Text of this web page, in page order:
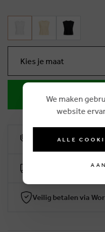
Kies je maat
IN
10% klantenkorting
Gratis levering vanaf
Veilig betalen via
We maken
website
ALLE